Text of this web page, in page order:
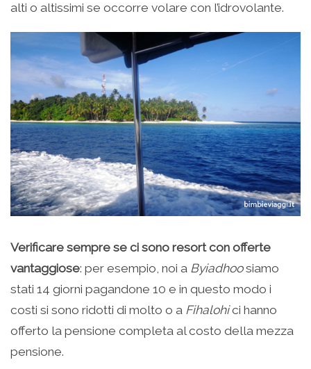
alti o altissimi se occorre volare con l’idrovolante.
Verificare sempre se ci sono resort con offerte
vantaggiose: per esempio, noi a Byiadhoosiamo
stati 14 giorni pagandone 10 e in questo modo i
costi si sono ridotti di molto o a Fihalohici hanno
offerto la pensione completa al costo della mezza
pensione.